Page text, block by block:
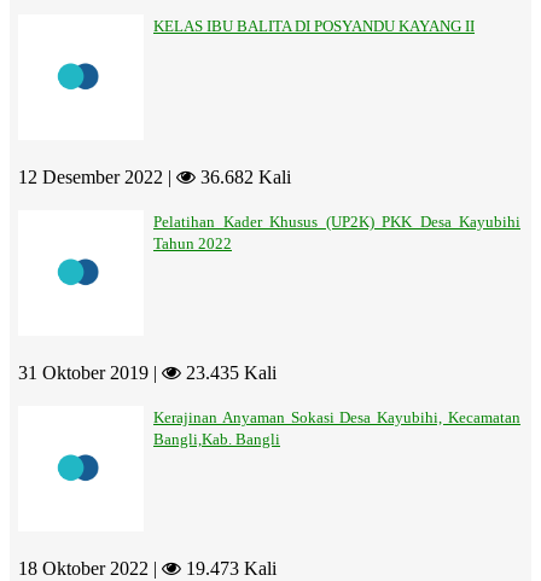
KELAS IBU BALITA DI POSYANDU KAYANG II
12 Desember 2022 | 36.682 Kali
Pelatihan Kader Khusus (UP2K) PKK Desa Kayubihi
Tahun 2022
31 Oktober 2019 | 23.435 Kali
Kerajinan Anyaman Sokasi Desa Kayubihi, Kecamatan
Bangli,Kab. Bangli
18 Oktober 2022 | 19.473 Kali